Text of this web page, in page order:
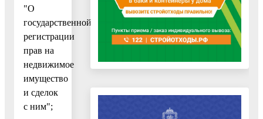
"О
государственной
регистрации
прав на
недвижимое
имущество
и сделок
с ним";